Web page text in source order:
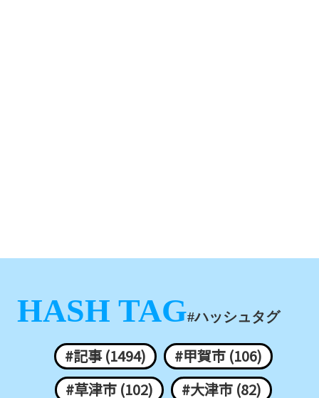
HASH TAG#ハッシュタグ
#記事 (1494)
#甲賀市 (106)
#草津市 (102)
#大津市 (82)